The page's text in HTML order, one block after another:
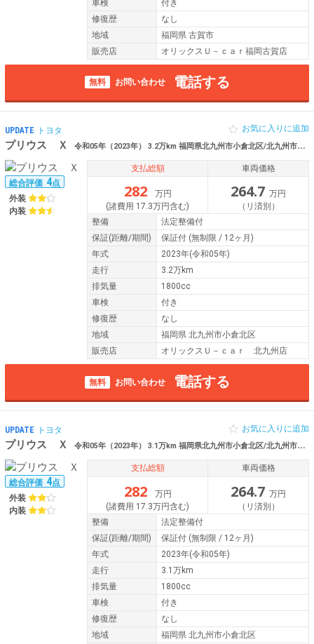
車検
付き
修復歴
なし
地域
福岡県 古賀市
販売店
オリックスＵ－ｃａｒ福岡古賀店
無料 お問い合わせ 電話する
UPDATE トヨタ
プリウス Ｘ 令和05年（2023年） 3.2万km 福岡県北九州市小倉北区/北九州市小倉 ﾏﾙﾁﾒﾃﾞｨｱ Bｶﾒﾗ ETC ｽﾏｰﾄｷｰ ｸﾙｰｽﾞｺﾝﾄﾛｰﾙ
お気に入りに追加
総合評価 4点
外装
内装
支払総額
282
万円
(諸費用 17.3万円含む)
車両価格
264.7 万円
（リ済別）
整備
法定整備付
保証(距離/期間) 保証付 (無制限 / 12ヶ月)
年式
2023年(令和05年)
走行
3.2万km
排気量
1800cc
車検
付き
修復歴
なし
地域
福岡県 北九州市小倉北区
販売店
オリックスＵ－ｃａｒ 北九州店
無料 お問い合わせ 電話する
UPDATE トヨタ
プリウス Ｘ 令和05年（2023年） 3.1万km 福岡県北九州市小倉北区/北九州市小倉 Bｶﾒﾗ ETC2.0 ｽﾏｰﾄｷｰ ｸﾙｰｽﾞｺﾝﾄﾛｰﾙ PS PW
お気に入りに追加
総合評価 4点
外装
内装
支払総額
282
万円
(諸費用 17.3万円含む)
車両価格
264.7 万円
（リ済別）
整備
法定整備付
保証(距離/期間) 保証付 (無制限 / 12ヶ月)
年式
2023年(令和05年)
走行
3.1万km
排気量
1800cc
車検
付き
修復歴
なし
地域
福岡県 北九州市小倉北区